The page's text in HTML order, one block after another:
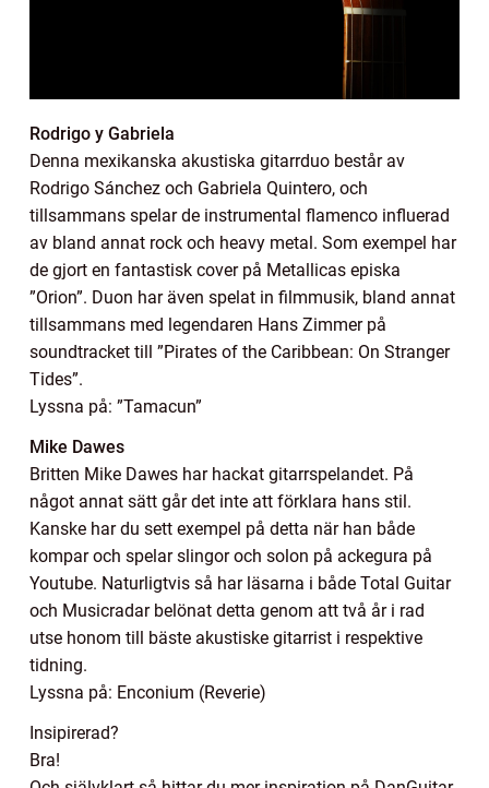
Rodrigo y Gabriela
Denna mexikanska akustiska gitarrduo består av
Rodrigo Sánchez och Gabriela Quintero, och
tillsammans spelar de instrumental flamenco influerad
av bland annat rock och heavy metal. Som exempel har
de gjort en fantastisk cover på Metallicas episka
”Orion”. Duon har även spelat in filmmusik, bland annat
tillsammans med legendaren Hans Zimmer på
soundtracket till ”Pirates of the Caribbean: On Stranger
Tides”.
Lyssna på: ”Tamacun”
Mike Dawes
Britten Mike Dawes har hackat gitarrspelandet. På
något annat sätt går det inte att förklara hans stil.
Kanske har du sett exempel på detta när han både
kompar och spelar slingor och solon på ackegura på
Youtube. Naturligtvis så har läsarna i både Total Guitar
och Musicradar belönat detta genom att två år i rad
utse honom till bäste akustiske gitarrist i respektive
tidning.
Lyssna på: Enconium (Reverie)
Insipirerad?
Bra!